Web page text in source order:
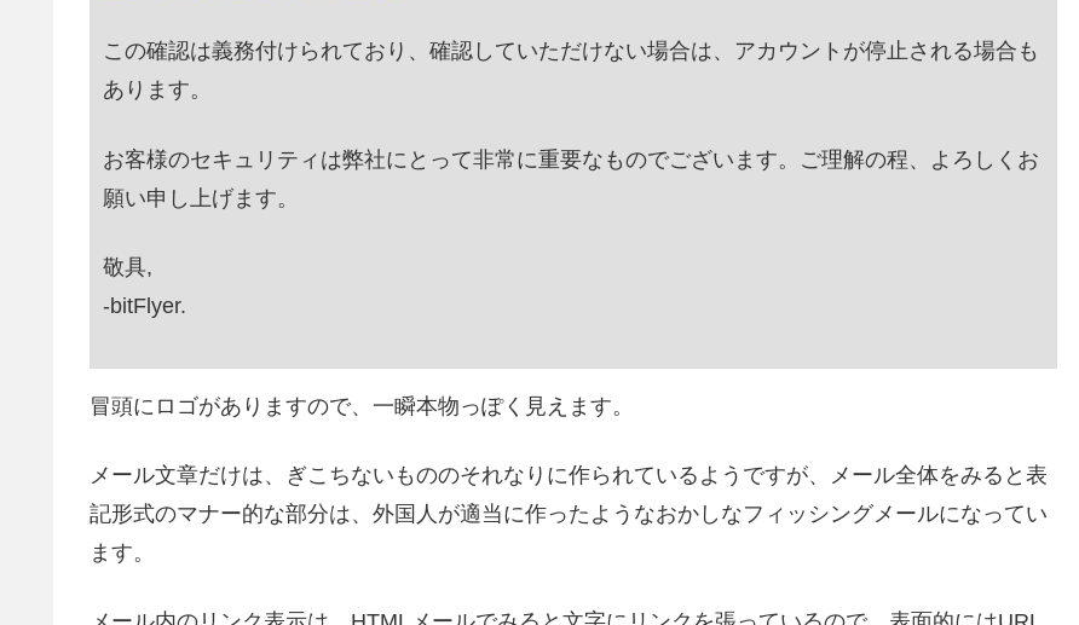
この確認は義務付けられており、確認していただけない場合は、アカウントが停止される場合も
あります。
お客様のセキュリティは弊社にとって非常に重要なものでございます。ご理解の程、よろしくお
願い申し上げます。
敬具,
-bitFlyer.
冒頭にロゴがありますので、一瞬本物っぽく見えます。
メール文章だけは、ぎこちないもののそれなりに作られているようですが、メール全体をみると表
記形式のマナー的な部分は、外国人が適当に作ったようなおかしなフィッシングメールになってい
ます。